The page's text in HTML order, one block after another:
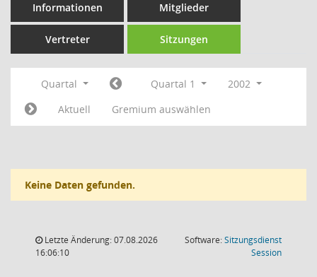
Informationen Mitglieder
Vertreter Sitzungen
Quartal Quartal 1
2002
Aktuell
Gremium auswählen
Keine Daten gefunden.
Letzte Änderung: 07.08.2026
16:06:10
Software:Sitzungsdienst
Session(Wird in